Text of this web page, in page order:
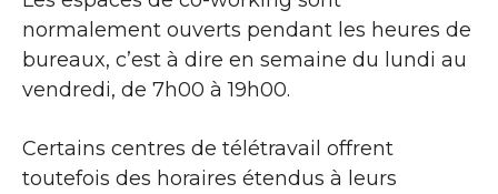
normalement ouverts pendant les heures de
bureaux, c’est à dire en semaine du lundi au
vendredi, de 7h00 à 19h00.
Certains centres de télétravail offrent
toutefois des horaires étendus à leurs